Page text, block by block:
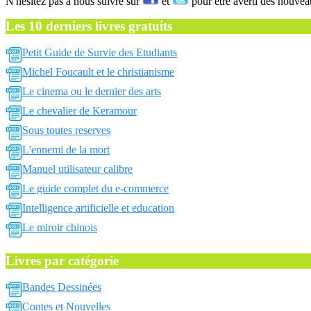
Les 10 derniers livres gratuits
Petit Guide de Survie des Etudiants
Michel Foucault et le christianisme
Le cinema ou le dernier des arts
Le chevalier de Keramour
Sous toutes reserves
L'ennemi de la mort
Manuel utilisateur calibre
Le guide complet du e-commerce
Intelligence artificielle et education
Le miroir chinois
Livres par catégorie
Bandes Dessinées
Contes et Nouvelles